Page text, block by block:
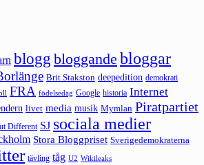
blogg bloggande bloggar
Brit Stakston deepedition demokrati
FRA födelsedag Google historia Internet
livet media musik Mymlan Piratpartiet
Different SJ sociala medier
Stora Bloggpriset Sverigedemokraterna
tävling tåg U2 Wikileaks